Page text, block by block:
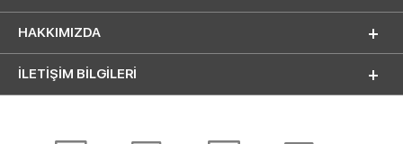
HAKKIMIZDA
İLETİŞİM BİLGİLERİ